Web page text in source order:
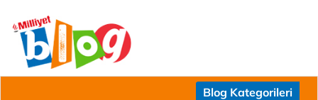
Blog Kategorileri